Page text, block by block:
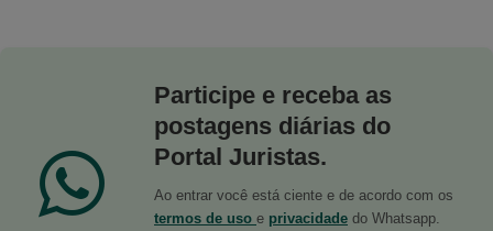
Participe e receba as
postagens diárias do
Portal Juristas.
Ao entrar você está ciente e de acordo com os
termos de uso e privacidade do Whatsapp.